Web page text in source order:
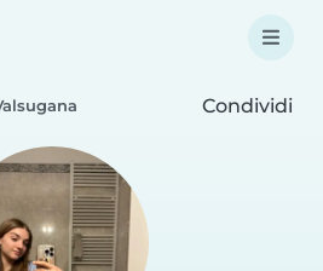
Condividi